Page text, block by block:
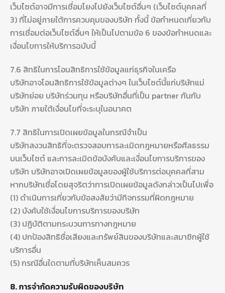
เว็บไซต์อาจมีการเชื่อมโยงไปยังเว็บไซต์อื่นๆ (เว็บไซต์บุคคลที่
3) ที่ไม่อยู่ภายใต้การควบคุมของบริษัท ทั้งนี้ ข้อกำหนดเกี่ยวกับ
การเชื่อมต่อเว็บไซต์อื่นๆ ให้เป็นไปตามข้อ 6 ของข้อกำหนดและ
เงื่อนไขการให้บริการฉบับนี้
7.6 สิทธิในการโอนสิทธิการใช้ข้อมูลแก่ธุรกิจในเครือ
บริษัทอาจโอนสิทธิการใช้ข้อมูลต่างๆ ในเว็บไซต์นี้แก่บริษัทแม่
บริษัทย่อย บริษัทร่วมทุน หรือบริษัทอื่นที่เป็น partner กันกับ
บริษัท ภายใต้เงื่อนไขที่จะระบุในอนาคต
7.7 สิทธิในการเปิดเผยข้อมูลในกรณีจำเป็น
บริษัทสงวนสิทธิที่จะตรวจสอบการละเมิดกฎหมายหรือศีลธรรม
บนเว็บไซต์ และการละเมิดข้อบังคับและเงื่อนไขการบริการของ
บริษัท บริษัทอาจเปิดเผยข้อมูลของผู้ใช้บริการต่อบุคคลที่สาม
หากบริษัทเชื่อโดยสุจริตว่าการเปิดเผยข้อมูลดังกล่าวเป็นไปเพื่อ
(1) ดำเนินการเกี่ยวกับข้อสงสัยว่ามีกิจกรรมที่ผิดกฎหมาย
(2) บังคับใช้เงื่อนไขการบริการของบริษัท
(3) ปฏิบัติตามกระบวนการทางกฎหมาย
(4) ปกป้องสิทธิชื่อเสียงและทรัพย์สินของบริษัทและสมาชิกผู้ใช้
บริการอื่น
(5) กรณีอื่นใดตามที่บริษัทเห็นสมควร
8. การจำกัดความรับผิดของบริษัท